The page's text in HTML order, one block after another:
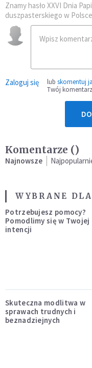
Znamy hasło XXVI Dnia
duszpasterskiego w Polsce
Zaloguj się lub skomentuj
Twój
Komentarze ()
Najnowsze
WYBRANE
Potrzebujesz pomocy?
Pomodlimy się w Twojej
intencji
Skuteczna modlitwa w
sprawach trudnych i
beznadziejnych